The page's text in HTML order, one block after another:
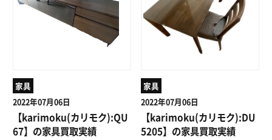
家具
2022年07月06日
【karimoku(カリモク):QU
67】の家具買取実績
家具
2022年07月06日
【karimoku(カリモク):DU
5205】の家具買取実績